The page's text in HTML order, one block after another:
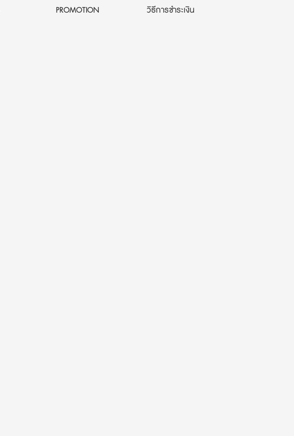
PROMOTION
วิธีการชำระเงิน